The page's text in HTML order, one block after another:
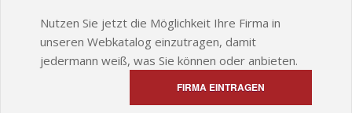
Nutzen Sie jetzt die Möglichkeit Ihre Firma in
unseren Webkatalog einzutragen, damit
jedermann weiß, was Sie können oder anbieten.
FIRMA EINTRAGEN